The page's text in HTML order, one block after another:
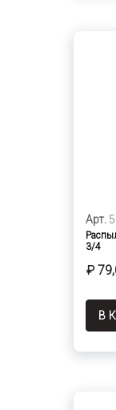
Арт.
3/4
₽
В